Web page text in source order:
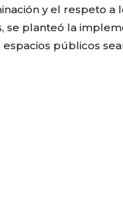
y el respeto
se planteó la
públicos